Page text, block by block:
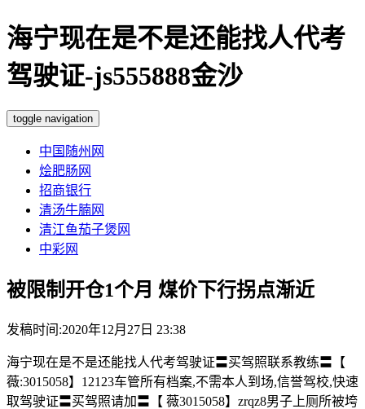
海宁现在是不是还能找人代考
驾驶证-js555888金沙
toggle navigation
中国随州网
烩肥肠网
招商银行
清汤牛腩网
清江鱼茄子煲网
中彩网
被限制开仓1个月 煤价下行拐点渐近
发稿时间:2020年12月27日 23:38
海宁现在是不是还能找人代考驾驶证〓买驾照联系教练〓【
薇:3015058】12123车管所有档案,不需本人到场,信誉驾校,快速
取驾驶证〓买驾照请加〓【 薇3015058】zrqz8男子上厕所被垮